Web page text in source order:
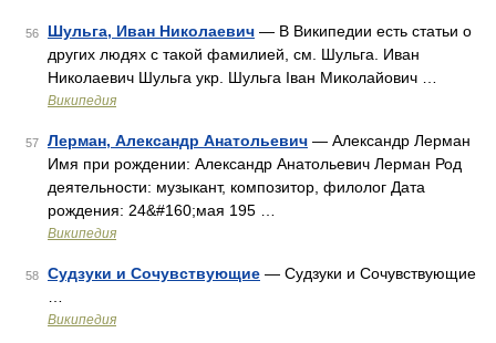
56 Шульга, Иван Николаевич — В Википедии есть статьи о
других людях с такой фамилией, см. Шульга. Иван
Николаевич Шульга укр. Шульга Ιван Миколайович …
Википедия
57 Лерман, Александр Анатольевич — Александр Лерман
Имя при рождении: Александр Анатольевич Лерман Род
деятельности: музыкант, композитор, филолог Дата
рождения: 24&#160;мая 195 …
Википедия
58 Судзуки и Сочувствующие — Судзуки и Сочувствующие
Википедия